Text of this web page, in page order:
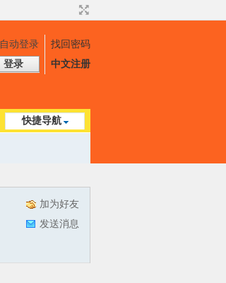
自动登录
找回密码
登录 中文注册
快捷导航
加为好友
发送消息